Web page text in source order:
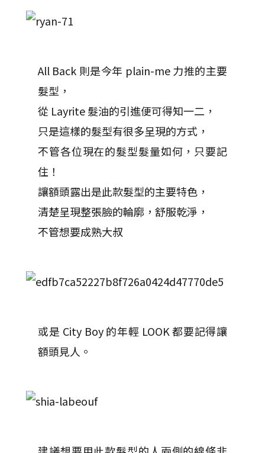
All Back 則是今年 plain-me 力推的主要
髮型，
從 Layrite 髮油的引進便可得知一二，
只是這樣的髮型有很多呈現的方式，
不管各位現在的髮型髮量如何，只要記
住！
讓額頭露出是此款髮型的主要特色，
清楚呈現整張臉的輪廓，舒服乾淨，
不管想要成熟大叔
或是 City Boy 的年輕 LOOK 都要記得讓
額頭見人。